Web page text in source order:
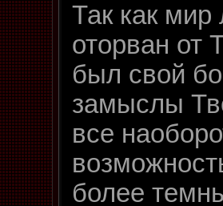
Так как
оторван от
был свой
замыслы
все
более